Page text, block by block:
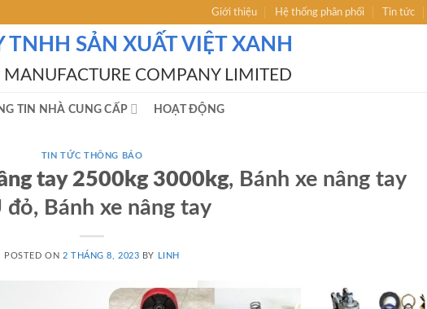
Giới thiệu Hệ thống phân phối Tin tức
TNHH SẢN XUẤT VIỆT XANH
COMPANY LIMITED
TIN NHÀ CUNG CẤP HOẠT ĐỘNG
TIN TỨC THÔNG BÁO
tay 2500kg 3000kg, Bánh xe nâng tay
đỏ, Bánh xe nâng tay
POSTED ON 2 THÁNG 8, 2023 BY LINH